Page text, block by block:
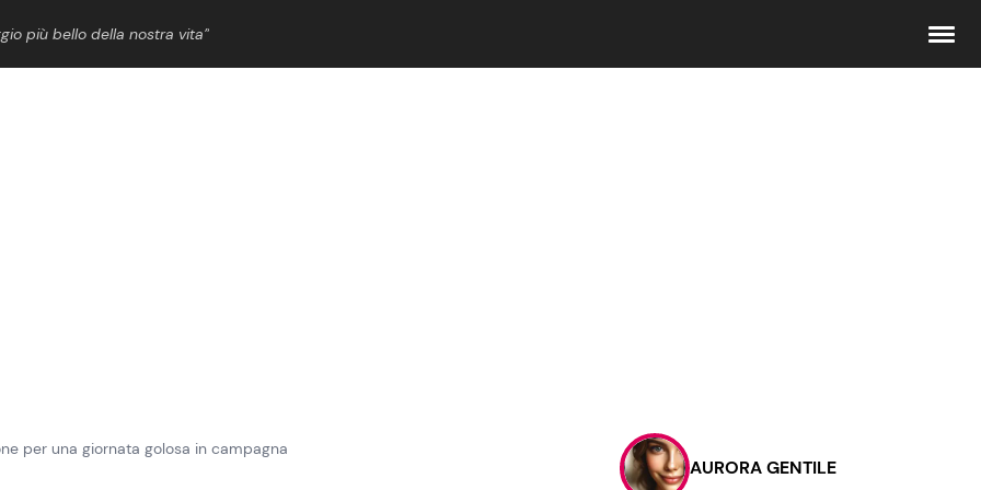
più bello della nostra vita”
Contattaci
Pubblicità
per una giornata golosa in campagna
AURORA GENTILE